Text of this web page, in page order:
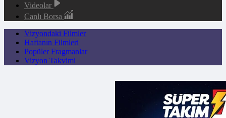
Videolar
Canlı Borsa
Vizyondaki Filmler
Haftanın Filmleri
Popüler Fragmanlar
Vizyon Takvimi